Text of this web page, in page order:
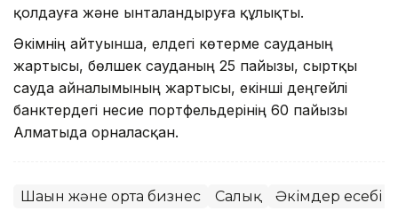
қолдауға және ынталандыруға құлықты.
Әкімнің айтуынша, елдегі көтерме сауданың
жартысы, бөлшек сауданың 25 пайызы, сыртқы
сауда айналымының жартысы, екінші деңгейлі
банктердегі несие портфельдерінің 60 пайызы
Алматыда орналасқан.
Шағын және орта бизнес Салық Әкімдер есебі